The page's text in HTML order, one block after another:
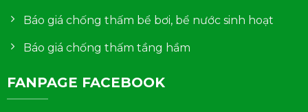
Báo giá chống thấm bể bơi, bể nước sinh hoạt
Báo giá chống thấm tầng hầm
FANPAGE FACEBOOK